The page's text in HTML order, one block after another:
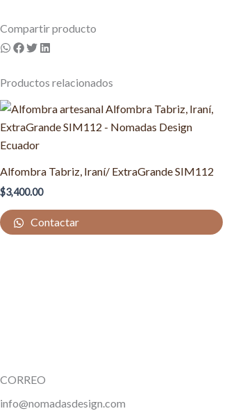
Compartir producto
Productos relacionados
Alfombra Tabriz, Iraní/ ExtraGrande SIM112
$3,400.00
Contactar
CORREO
info@nomadasdesign.com